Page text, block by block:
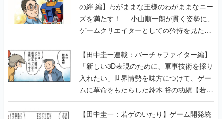
の絆 編】わがままな王様のわがままなニー
ズを満たす！──小山順一朗が貫く姿勢に、
ゲームクリエイターとしての矜持を見た
【若ゲのいたり最終回】
【田中圭一連載：バーチャファイター編】
「新しい3D表現のために、軍事技術を採り
入れたい」世界情勢を味方につけて、ゲー
ムに革命をもたらした鈴木 裕の功績【若ゲ
のいたり】
【田中圭一：若ゲのいたり】ゲーム開発統